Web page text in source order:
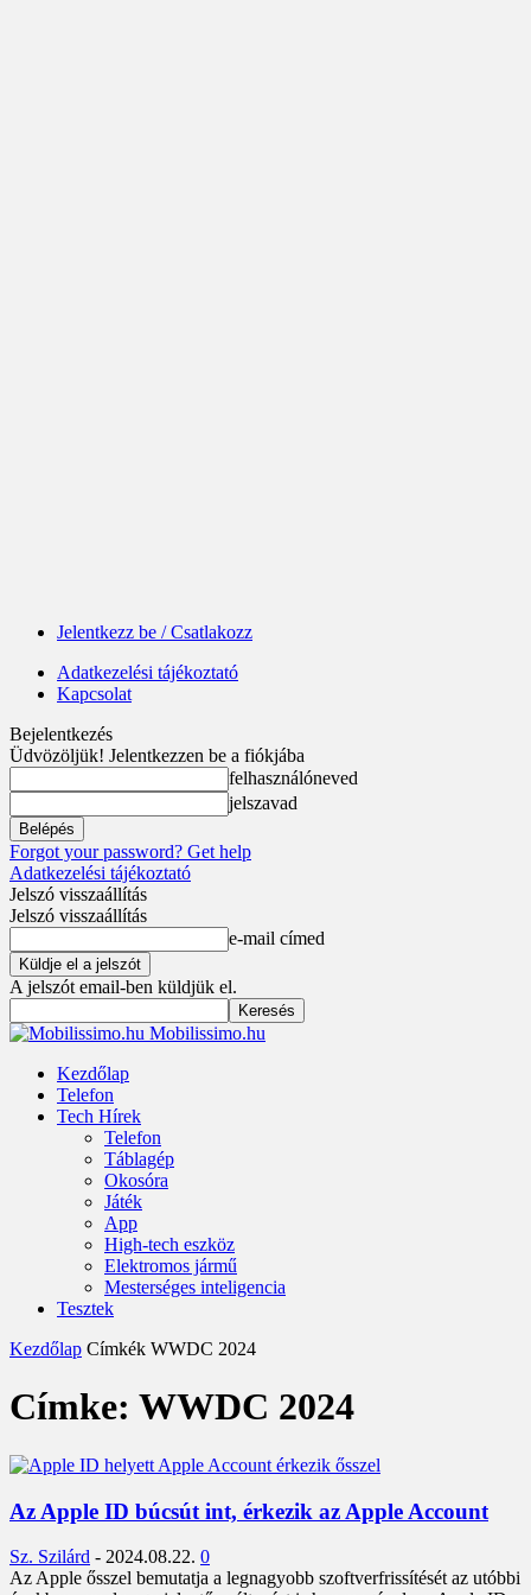
Jelentkezz be / Csatlakozz
Adatkezelési tájékoztató
Kapcsolat
Bejelentkezés
Üdvözöljük! Jelentkezzen be a fiókjába
felhasználóneved
jelszavad
Forgot your password? Get help
Adatkezelési tájékoztató
Jelszó visszaállítás
Jelszó visszaállítás
e-mail címed
A jelszót email-ben küldjük el.
Mobilissimo.hu
Kezdőlap
Telefon
Tech Hírek
Telefon
Táblagép
Okosóra
Játék
App
High-tech eszköz
Elektromos jármű
Mesterséges inteligencia
Tesztek
Kezdőlap Címkék WWDC 2024
Címke: WWDC 2024
Az Apple ID búcsút int, érkezik az Apple Account
Sz. Szilárd - 2024.08.22. 0
Az Apple ősszel bemutatja a legnagyobb szoftverfrissítését az utóbbi